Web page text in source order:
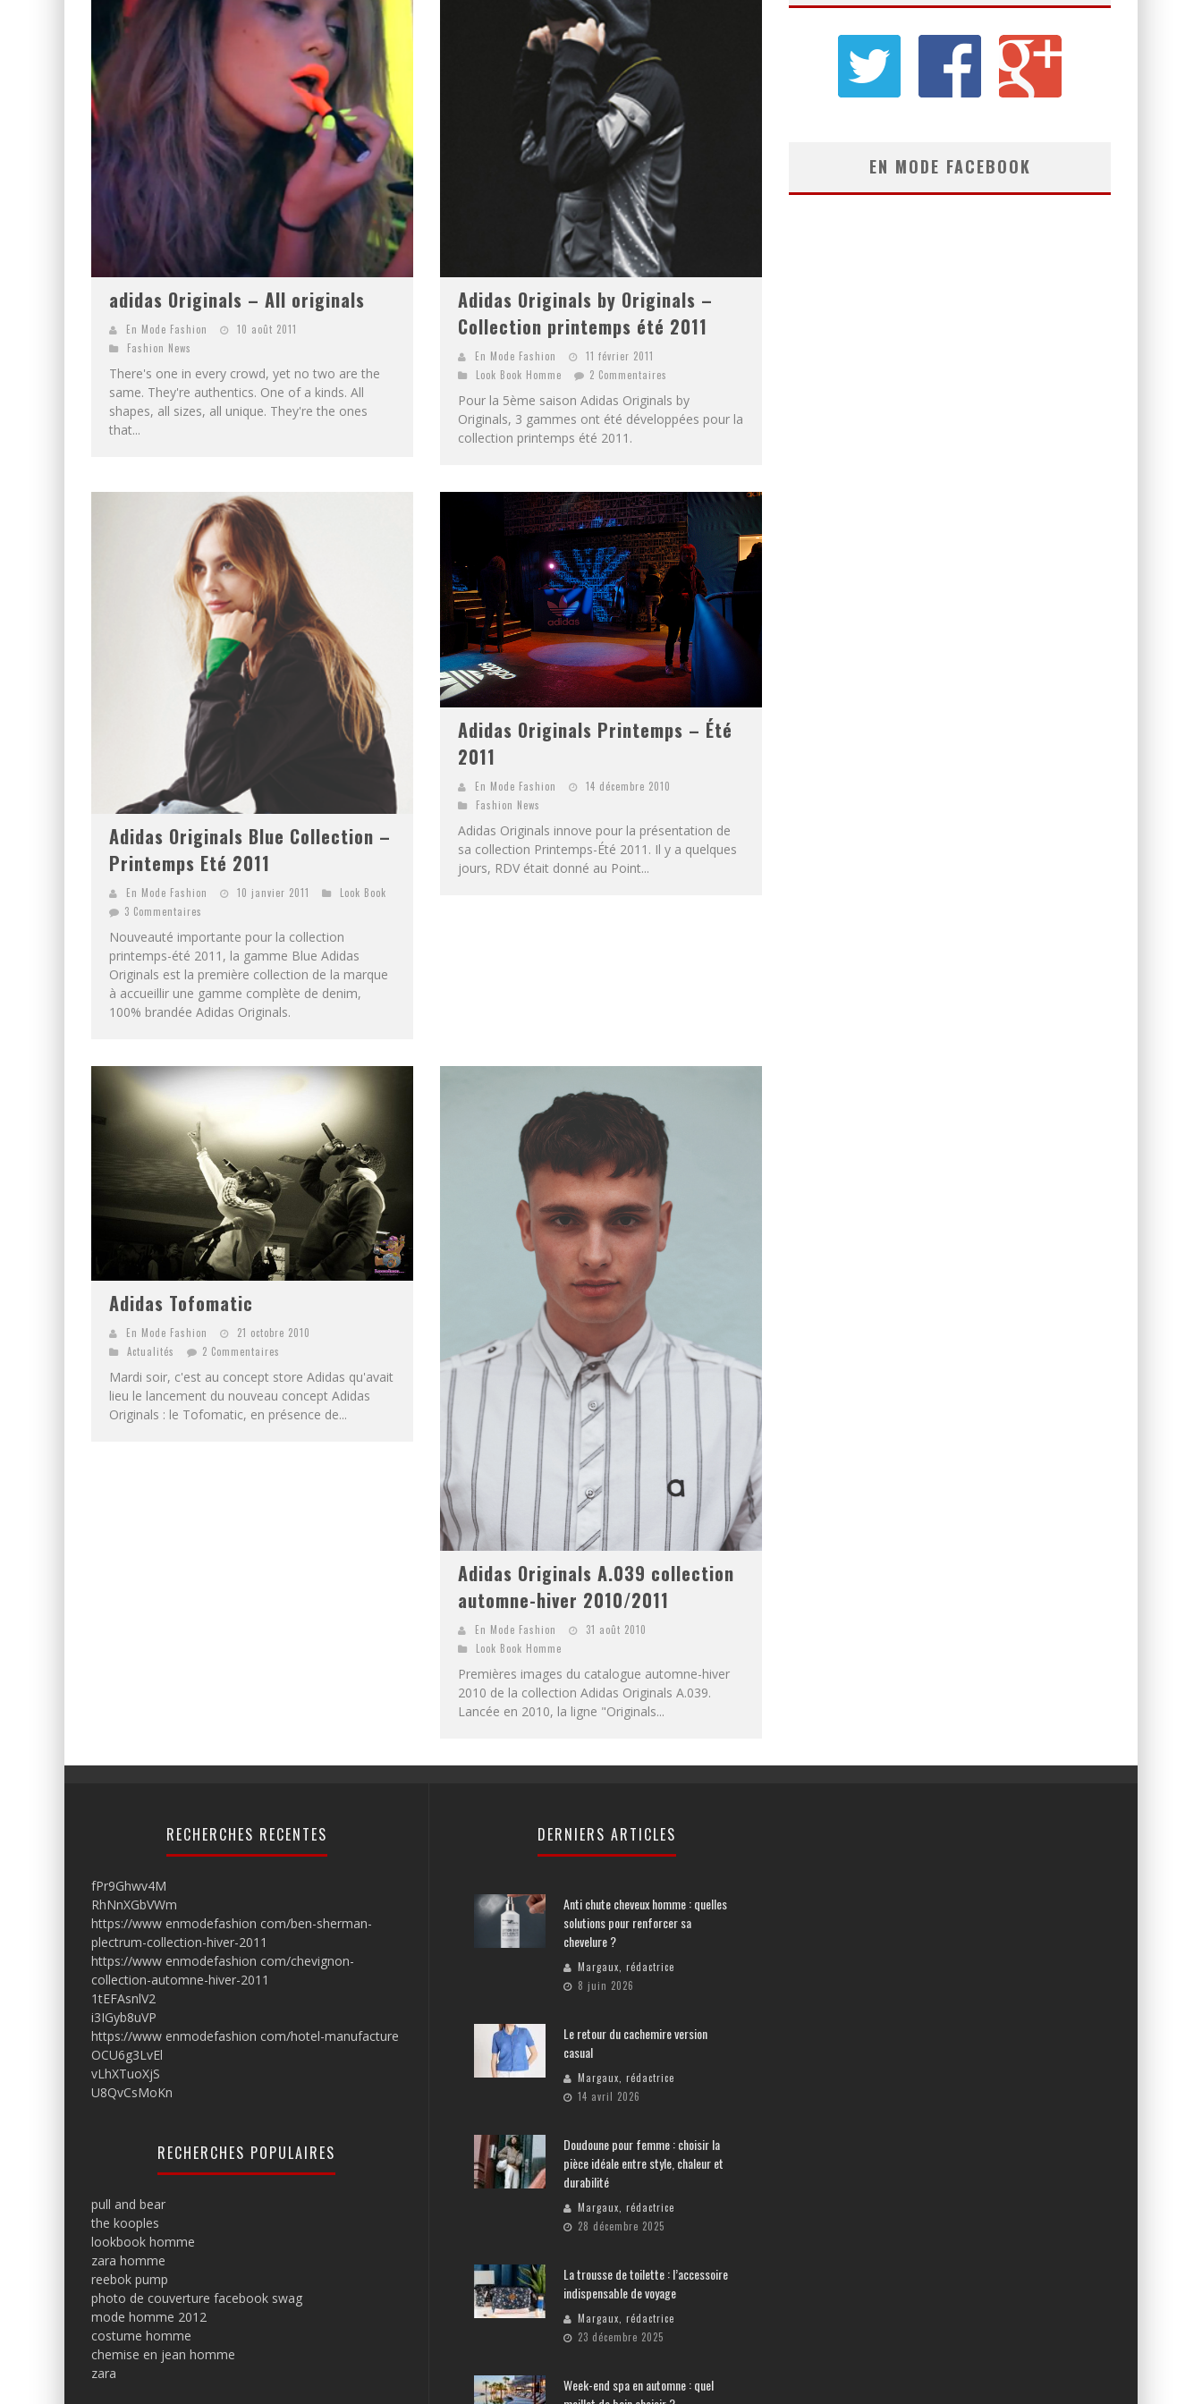
adidas Originals – All originals
En Mode Fashion
10 août 2011
Fashion News
There's one in every crowd, yet no two are the
same. They're authentics. One of a kinds. All
shapes, all sizes, all unique. They're the ones
that...
Adidas Originals by Originals –
Collection printemps été 2011
En Mode Fashion
11 février 2011
Look Book Homme
2 Commentaires
Pour la 5ème saison Adidas Originals by
Originals, 3 gammes ont été développées pour la
collection printemps été 2011.
Adidas Originals Blue Collection –
Printemps Eté 2011
En Mode Fashion 10 janvier 2011
Look Book
3 Commentaires
Nouveauté importante pour la collection
printemps-été 2011, la gamme Blue Adidas
Originals est la première collection de la marque
à accueillir une gamme complète de denim,
100% brandée Adidas Originals.
Adidas Originals Printemps – Été
2011
En Mode Fashion
14 décembre 2010
Fashion News
Adidas Originals innove pour la présentation de
sa collection Printemps-Été 2011. Il y a quelques
jours, RDV était donné au Point...
Adidas Tofomatic
En Mode Fashion
21 octobre 2010
Actualités
2 Commentaires
Mardi soir, c'est au concept store Adidas qu'avait
lieu le lancement du nouveau concept Adidas
Originals : le Tofomatic, en présence de...
Adidas Originals A.039 collection
automne-hiver 2010/2011
En Mode Fashion
31 août 2010
Look Book Homme
Premières images du catalogue automne-hiver
2010 de la collection Adidas Originals A.039.
Lancée en 2010, la ligne "Originals...
EN MODE FACEBOOK
RECHERCHES RECENTES
fPr9Ghwv4M
RhNnXGbVWm
https://www enmodefashion com/ben-sherman-
plectrum-collection-hiver-2011
https://www enmodefashion com/chevignon-
collection-automne-hiver-2011
1tEFAsnlV2
i3IGyb8uVP
https://www enmodefashion com/hotel-manufacture
OCU6g3LvEl
vLhXTuoXjS
U8QvCsMoKn
RECHERCHES POPULAIRES
pull and bear
the kooples
lookbook homme
zara homme
reebok pump
photo de couverture facebook swag
mode homme 2012
costume homme
chemise en jean homme
zara
DERNIERS ARTICLES
Anti chute cheveux homme : quelles
solutions pour renforcer sa
chevelure ?
Margaux, rédactrice
8 juin 2026
Le retour du cachemire version
casual
Margaux, rédactrice
14 avril 2026
Doudoune pour femme : choisir la
pièce idéale entre style, chaleur et
durabilité
Margaux, rédactrice
28 décembre 2025
La trousse de toilette : l’accessoire
indispensable de voyage
Margaux, rédactrice
23 décembre 2025
Week-end spa en automne : quel